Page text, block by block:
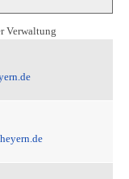
Verwaltung